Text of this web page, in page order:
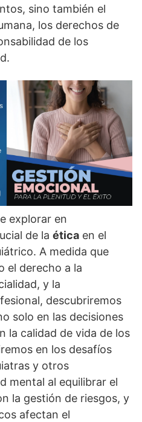
sino también el
los derechos de
de los
explorar en
de la ética en el
A medida que
el derecho a la
y la
descubriremos
solo en las decisiones
la calidad de vida de los
en los desafí­os
y otros
mental al equilibrar el
la gestión de riesgos, y
afectan el